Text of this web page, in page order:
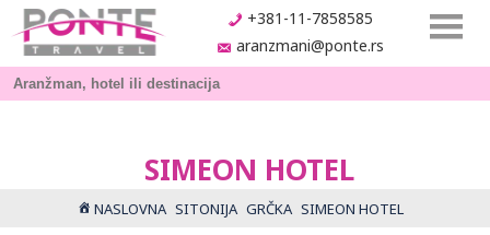
+381-11-7858585
aranzmani@ponte.rs
SIMEON HOTEL
NASLOVNA SITONIJA GRČKA SIMEON HOTEL